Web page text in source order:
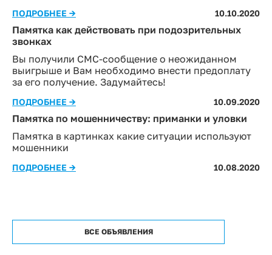
ПОДРОБНЕЕ → 10.10.2020
Памятка как действовать при подозрительных
звонках
Вы получили СМС-сообщение о неожиданном
выигрыше и Вам необходимо внести предоплату
за его получение. Задумайтесь!
ПОДРОБНЕЕ → 10.09.2020
Памятка по мошенничеству: приманки и уловки
Памятка в картинках какие ситуации используют
мошенники
ПОДРОБНЕЕ → 10.08.2020
ВСЕ ОБЪЯВЛЕНИЯ